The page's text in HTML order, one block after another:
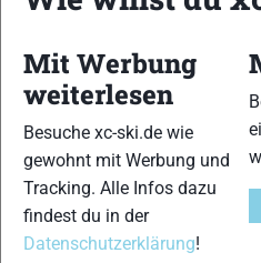
31
Mit Werbung
weiterlesen
Besuche xc-ski.de wie
gewohnt mit Werbung und
Tracking. Alle Infos dazu
findest du in der
Datenschutzerklärung!